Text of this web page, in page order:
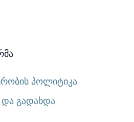
პოლიტიკა
და გადახდა